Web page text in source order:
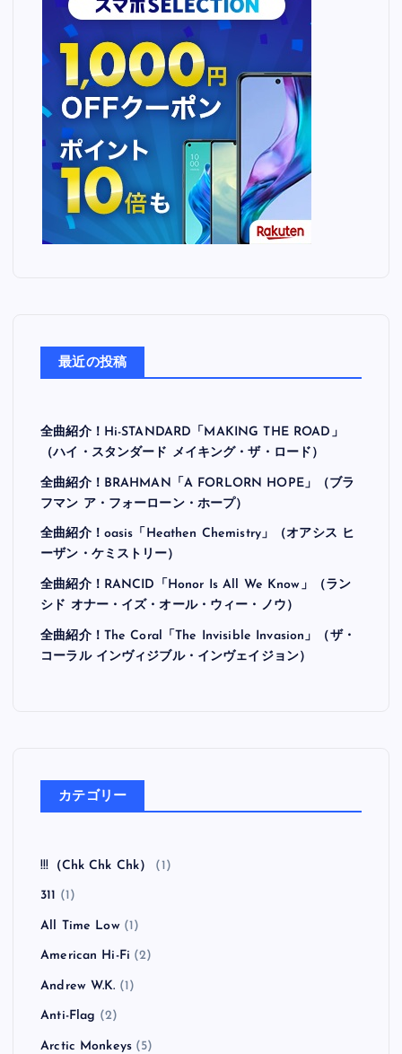
最近の投稿
全曲紹介！Hi-STANDARD「MAKING THE ROAD」
（ハイ・スタンダード メイキング・ザ・ロード）
全曲紹介！BRAHMAN「A FORLORN HOPE」（ブラ
フマン ア・フォーローン・ホープ）
全曲紹介！oasis「Heathen Chemistry」（オアシス ヒ
ーザン・ケミストリー）
全曲紹介！RANCID「Honor Is All We Know」（ラン
シド オナー・イズ・オール・ウィー・ノウ）
全曲紹介！The Coral「The Invisible Invasion」（ザ・
コーラル インヴィジブル・インヴェイジョン）
カテゴリー
!!!（Chk Chk Chk） (1)
311 (1)
All Time Low(1)
American Hi-Fi (2)
Andrew W.K. (1)
Anti-Flag (2)
Arctic Monkeys (5)